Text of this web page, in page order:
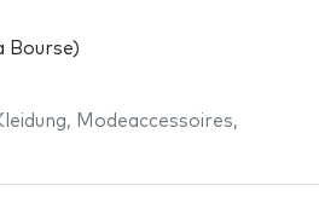
Bourse)
, Modeaccessoires,